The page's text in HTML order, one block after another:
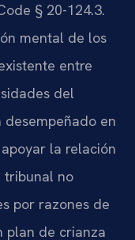
§ 20-124.3.
mental de los
entre
del
en
la relación
tribunal no
por razones de
plan de crianza